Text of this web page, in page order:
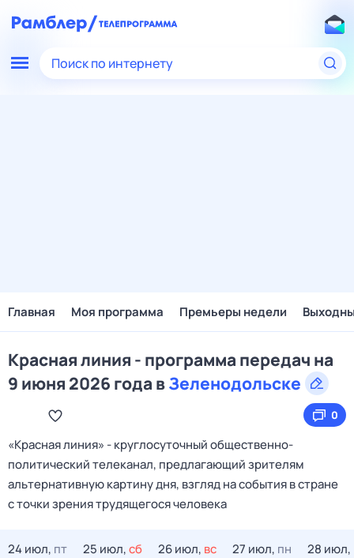
Поиск по интернету
Главная Моя программа Премьеры недели
Красная линия - программа передач на
9 июня 2026 года вЗеленодольске
0
«Красная линия» - круглосуточный общественно-
политический телеканал, предлагающий зрителям
альтернативную картину дня, взгляд на события в стране
с точки зрения трудящегося человека
24 июл, пт 25 июл,сб 26 июл, вс 27 июл, пн 28 июл,